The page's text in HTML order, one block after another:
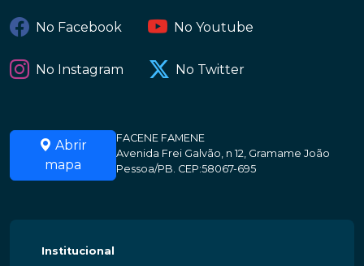
No Facebook No Youtube
No Instagram No Twitter
Abrir
mapa
FACENE FAMENE
Avenida Frei Galvão, n 12, Gramame João
Pessoa/PB. CEP:58067-695
Institucional